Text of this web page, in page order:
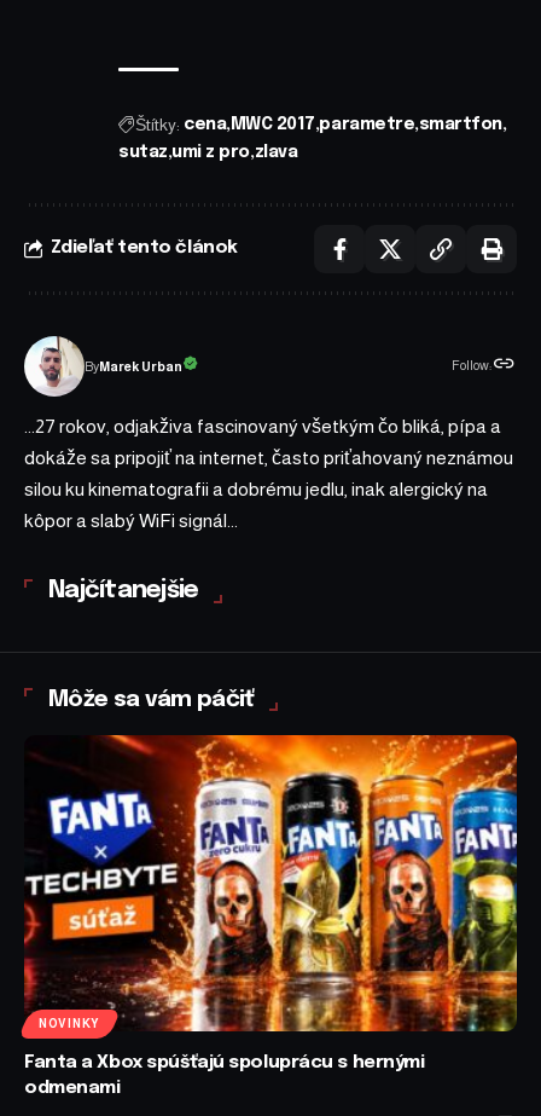
Štítky: cena MWC 2017 parametre smartfon
sutaz umi z pro zlava
Zdieľať tento článok
ByMarek Urban Follow:
...27 rokov, odjakživa fascinovaný všetkým čo bliká, pípa a
dokáže sa pripojiť na internet, často priťahovaný neznámou
silou ku kinematografii a dobrému jedlu, inak alergický na
kôpor a slabý WiFi signál...
Najčítanejšie
Môže sa vám páčiť
NOVINKY
Fanta a Xbox spúšťajú spoluprácu s hernými
odmenami